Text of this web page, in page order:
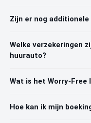
Zijn er nog additionele
Welke verzekeringen
huurauto?
Wat is het Worry-Free
Hoe kan ik mijn